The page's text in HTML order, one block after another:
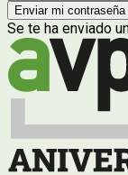
Se te ha enviado